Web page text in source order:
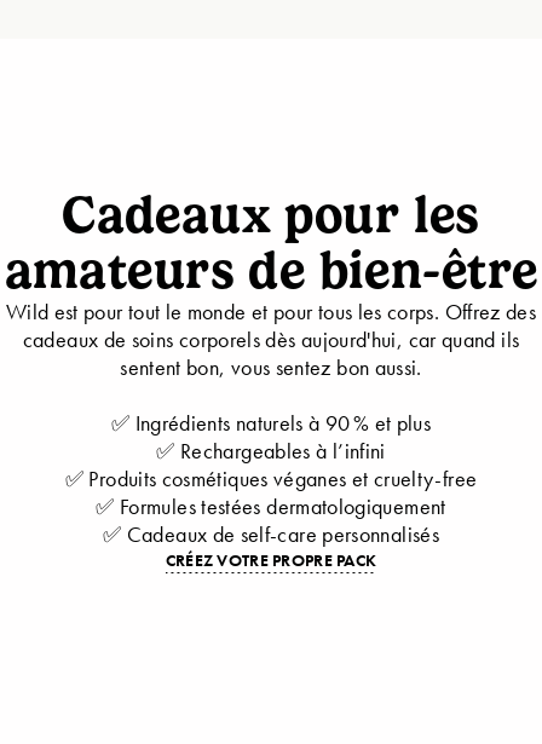
Cadeaux pour les
amateurs de bien-être
Wild est pour tout le monde et pour tous les corps. Offrez des
cadeaux de soins corporels dès aujourd'hui, car quand ils
sentent bon, vous sentez bon aussi.
✅ Ingrédients naturels à 90 % et plus
✅ Rechargeables à l’infini
✅ Produits cosmétiques véganes et cruelty-free
✅ Formules testées dermatologiquement
✅ Cadeaux de self-care personnalisés
CRÉEZ VOTRE PROPRE PACK